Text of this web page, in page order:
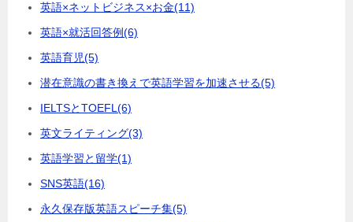
英語×ネットビジネス×お金(11)
英語×就活回答例(6)
英語育児(5)
潜在意識の書き換えで英語学習を加速させる(5)
IELTSとTOEFL(6)
英文ライティング(3)
英語学習と留学(1)
SNS英語(16)
永久保存版英語スピーチ集(5)